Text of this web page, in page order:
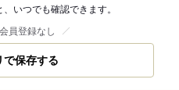
いつでも確認できます。
員登録なし
で保存する